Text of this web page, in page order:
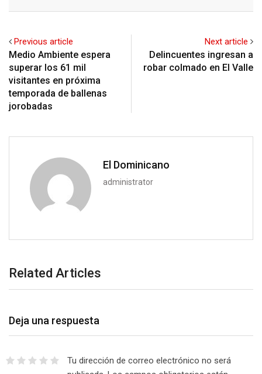
Previous article
Medio Ambiente espera
superar los 61 mil
visitantes en próxima
temporada de ballenas
jorobadas
Next article
Delincuentes ingresan a
robar colmado en El Valle
El Dominicano
administrator
Related Articles
Deja una respuesta
Tu dirección de correo electrónico no será